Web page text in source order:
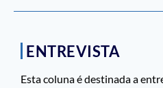
ENTREVISTA
Esta coluna é destinada a